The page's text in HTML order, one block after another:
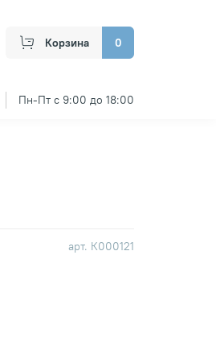
Корзина 0
Пн-Пт с 9:00 до 18:00
арт. К000121